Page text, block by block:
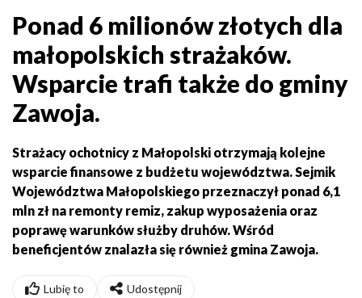
Ponad 6 milionów złotych dla
małopolskich strażaków.
Wsparcie trafi także do gminy
Zawoja.
Strażacy ochotnicy z Małopolski otrzymają kolejne
wsparcie finansowe z budżetu województwa. Sejmik
Województwa Małopolskiego przeznaczył ponad 6,1
mln zł na remonty remiz, zakup wyposażenia oraz
poprawę warunków służby druhów. Wśród
beneficjentów znalazła się również gmina Zawoja.
Lubię to Udostępnij